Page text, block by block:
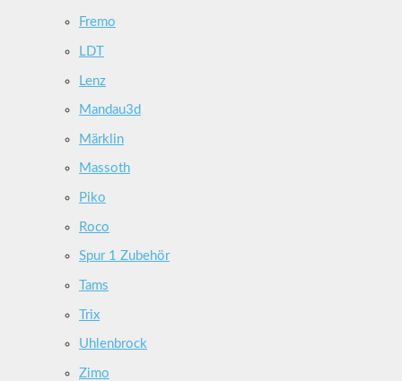
Fremo
LDT
Lenz
Mandau3d
Märklin
Massoth
Piko
Roco
Spur 1 Zubehör
Tams
Trix
Uhlenbrock
Zimo